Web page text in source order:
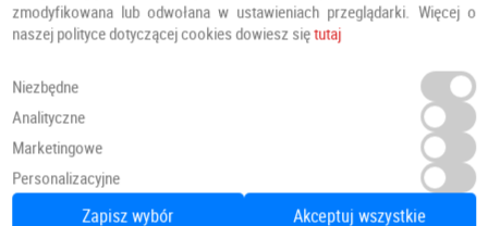
zmodyfikowana lub odwołana w ustawieniach przeglądarki. Więcej o
naszej polityce dotyczącej cookies dowiesz siętutaj
Niezbędne
Analityczne
Marketingowe
Personalizacyjne
Zapisz wybór Akceptuj wszystkie